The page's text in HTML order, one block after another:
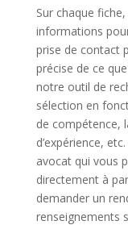
Sur chaque
informations
prise de contact
précise de ce
notre outil de
sélection en
de compétence,
d’expérience,
avocat qui vous
directement à
demander un
renseignements